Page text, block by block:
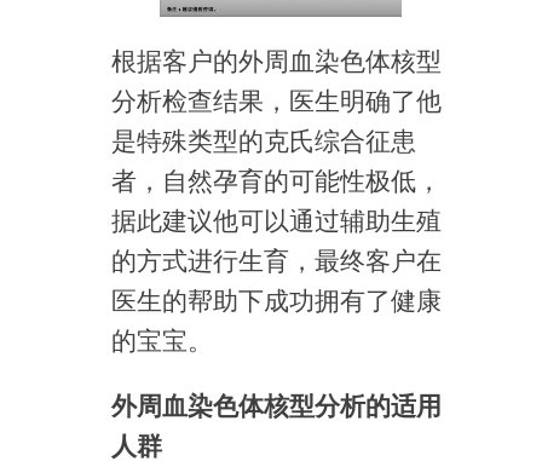
根据客户的外周血染色体核型
分析检查结果，医生明确了他
是特殊类型的克氏综合征患
者，自然孕育的可能性极低，
据此建议他可以通过辅助生殖
的方式进行生育，最终客户在
医生的帮助下成功拥有了健康
的宝宝。
外周血染色体核型分析的适用
人群